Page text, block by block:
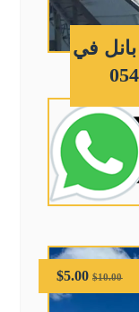
في
$10.00
$5.00